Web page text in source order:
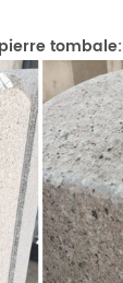
tombale: